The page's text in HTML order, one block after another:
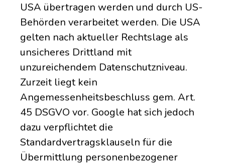
USA übertragen werden und durch US-
Behörden verarbeitet werden. Die USA
gelten nach aktueller Rechtslage als
unsicheres Drittland mit
unzureichendem Datenschutzniveau.
Zurzeit liegt kein
Angemessenheitsbeschluss gem. Art.
45 DSGVO vor. Google hat sich jedoch
dazu verpflichtet die
Standardvertragsklauseln für die
Übermittlung personenbezogener